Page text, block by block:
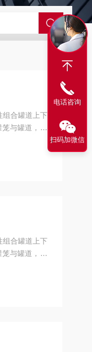
移动液压系统总成 提升机
组合罐道上下
与罐道，并
与罐道，并
电话咨询
扫码加微信